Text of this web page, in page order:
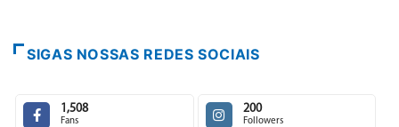
SIGAS NOSSAS REDES SOCIAIS
1,508
Fans
200
Followers